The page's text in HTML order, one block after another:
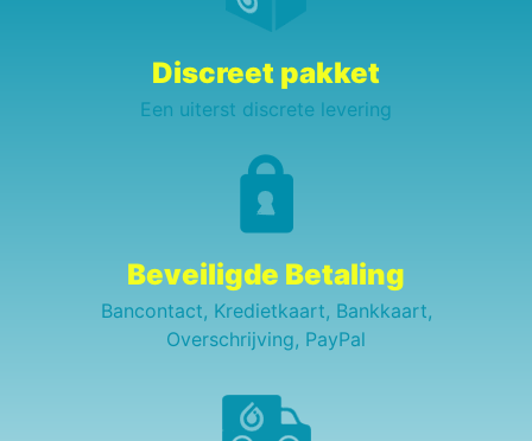
Discreet pakket
Een uiterst discrete levering
Beveiligde Betaling
Bancontact, Kredietkaart, Bankkaart,
Overschrijving, PayPal